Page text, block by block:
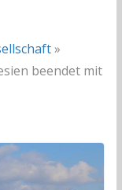
»
beendet mit